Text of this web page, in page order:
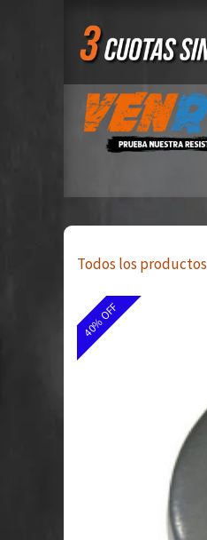
Todos los productos
40% OFF